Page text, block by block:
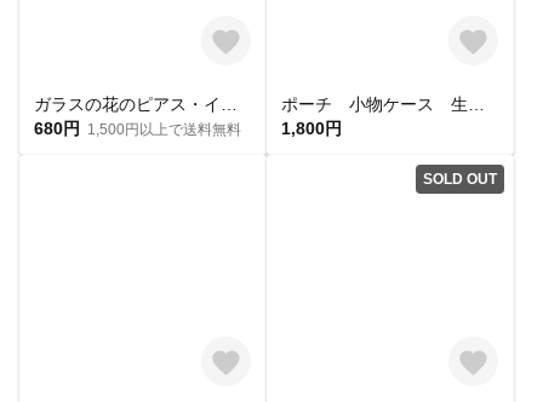
680円
1,500円以上で送料無料
1,800円
SOLD OUT